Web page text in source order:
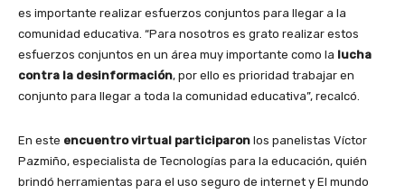
es importante realizar esfuerzos conjuntos para llegar a la
comunidad educativa. “Para nosotros es grato realizar estos
esfuerzos conjuntos en un área muy importante como la lucha
contra la desinformación, por ello es prioridad trabajar en
conjunto para llegar a toda la comunidad educativa”, recalcó.
En este encuentro virtual participaron los panelistas Víctor
Pazmiño, especialista de Tecnologías para la educación, quién
brindó herramientas para el uso seguro de internet y El mundo